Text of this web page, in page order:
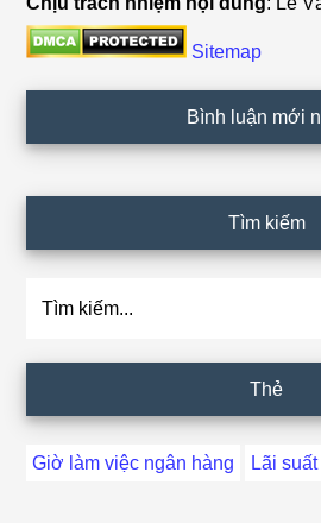
Sitemap
Bình luận mới
Tìm kiếm
Thẻ
Giờ làm việc ngân hàng Lãi